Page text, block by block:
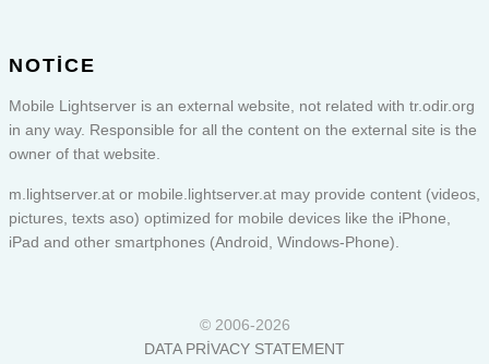
NOTICE
Mobile Lightserver is an external website, not related with tr.odir.org
in any way. Responsible for all the content on the external site is the
owner of that website.
m.lightserver.at or mobile.lightserver.at may provide content (videos,
pictures, texts aso) optimized for mobile devices like the iPhone,
iPad and other smartphones (Android, Windows-Phone).
© 2006-2026
DATA PRIVACY STATEMENT